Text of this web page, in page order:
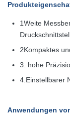
1Weite
2Kompaktes
3. hohe
4.Einstellbarer
Anwendungen